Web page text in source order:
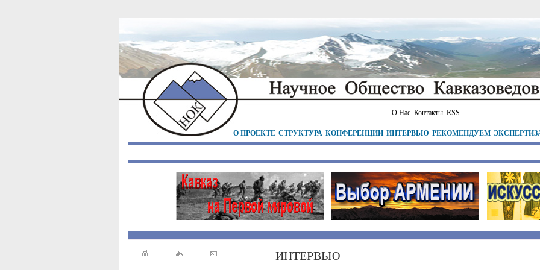
О Нас Контакты RSS
О ПРОЕКТЕ СТРУКТУРА КОНФЕРЕНЦИИ ИНТЕРВЬЮ РЕКОМЕНДУЕМ
ИНТЕРВЬЮ